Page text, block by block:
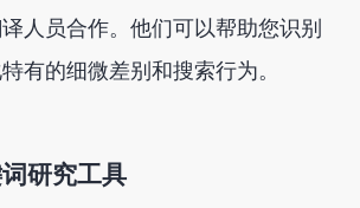
人员合作。他们可以帮助您识别
有的细微差别和搜索行为。
研究工具